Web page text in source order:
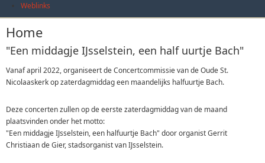
Weblinks
Home
"Een middagje IJsselstein, een half uurtje Bach"
Vanaf april 2022, organiseert de Concertcommissie van de Oude St.
Nicolaaskerk op zaterdagmiddag een maandelijks halfuurtje Bach.
Deze concerten zullen op de eerste zaterdagmiddag van de maand
plaatsvinden onder het motto:
"Een middagje IJsselstein, een halfuurtje Bach" door organist Gerrit
Christiaan de Gier, stadsorganist van IJsselstein.